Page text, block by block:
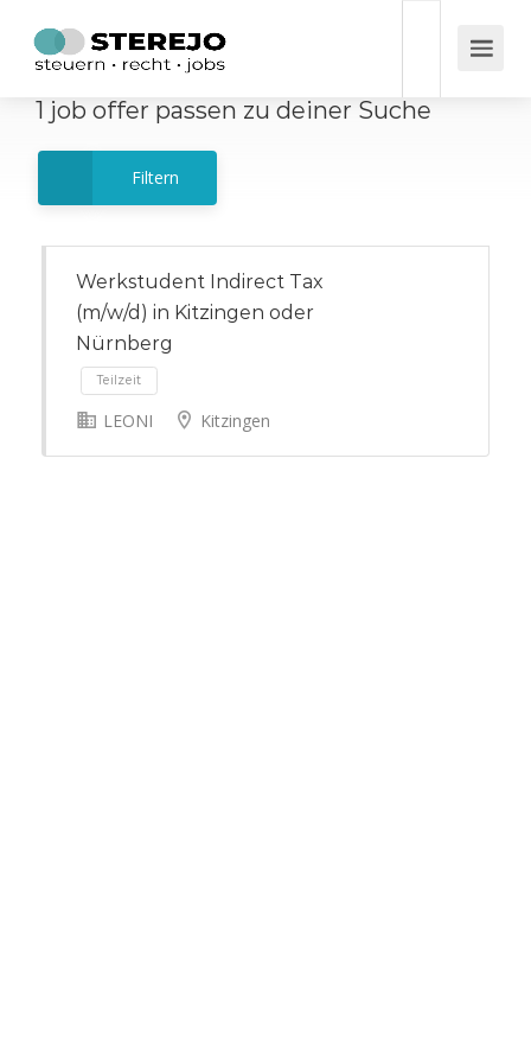
1 job offer passen zu deiner Suche
Filtern
Werkstudent Indirect Tax
(m/w/d) in Kitzingen oder
Nürnberg
LEONI Kitzingen